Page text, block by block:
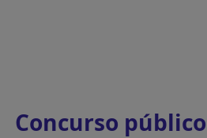
Concurso público